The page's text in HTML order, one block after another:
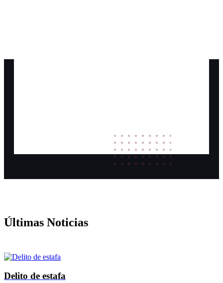
Últimas Noticias
Delito de estafa